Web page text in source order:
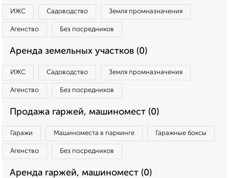
ИЖС Садоводство Земля промназначения
Агенство Без посредников
Аренда земельных участков (0)
ИЖС Садоводство Земля промназначения
Агенство Без посредников
Продажа гаржей, машиномест (0)
Гаражи Машиноместа в паркинге Гаражные боксы
Агенство Без посредников
Аренда гаржей, машиномест (0)